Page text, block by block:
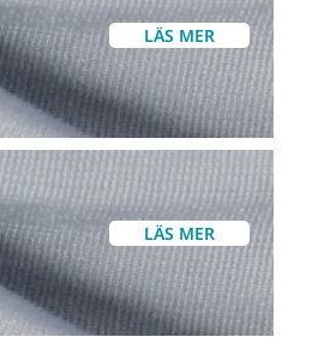
LÄS MER
LÄS MER